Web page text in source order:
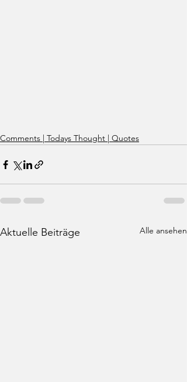
Comments | Todays Thought | Quotes
Aktuelle Beiträge Alle ansehen